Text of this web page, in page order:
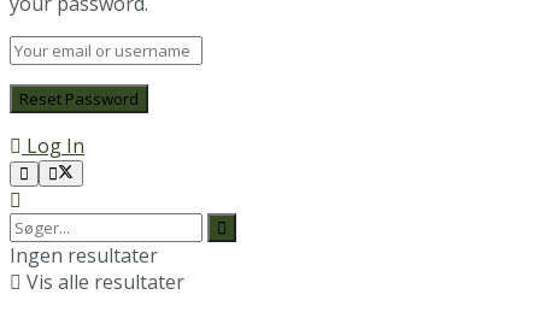
Log In
Ingen resultater
Vis alle resultater